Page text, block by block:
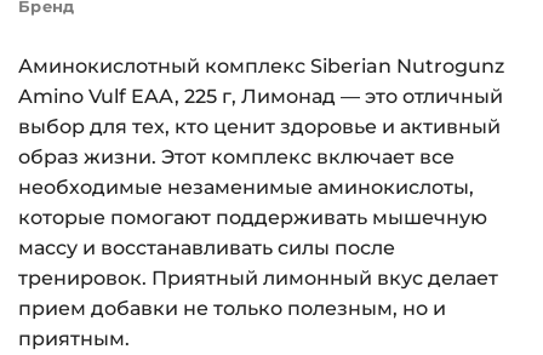
Бренд
Аминокислотный комплекс Siberian Nutrogunz
Amino Vulf EAA, 225 г, Лимонад — это отличный
выбор для тех, кто ценит здоровье и активный
образ жизни. Этот комплекс включает все
необходимые незаменимые аминокислоты,
которые помогают поддерживать мышечную
массу и восстанавливать силы после
тренировок. Приятный лимонный вкус делает
прием добавки не только полезным, но и
приятным.